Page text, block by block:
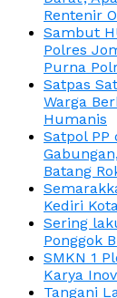
Rentenir
Sambut
Polres
Purna
Satpas
Warga
Humanis
Satpol PP
Batang
Kediri
Sering
Ponggok
SMKN 1
Karya
Tangani